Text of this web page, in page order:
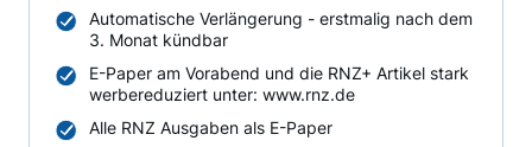
Automatische Verlängerung - erstmalig nach dem
3. Monat kündbar
E-Paper am Vorabend und die RNZ+ Artikel stark
werbereduziert unter: www.rnz.de
Alle RNZ Ausgaben als E-Paper